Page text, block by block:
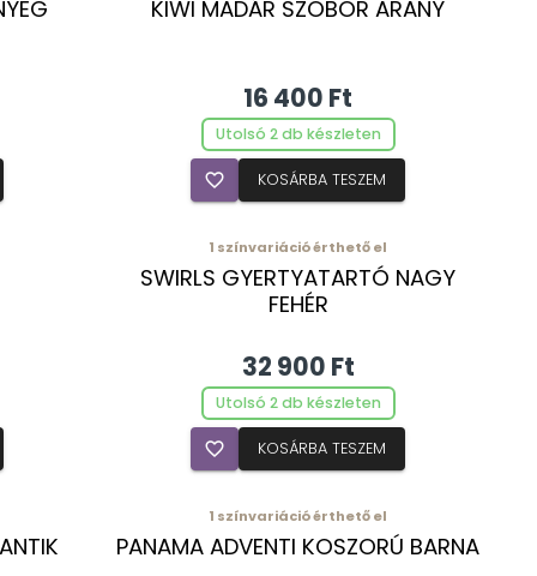
KIWI MADÁR SZOBOR ARANY
16 400 Ft
Utolsó 2 db készleten
favorite_border KOSÁRBA TESZEM
1 színvariáció érthető el
SWIRLS GYERTYATARTÓ NAGY
FEHÉR
32 900 Ft
Utolsó 2 db készleten
favorite_border KOSÁRBA TESZEM
1 színvariáció érthető el
PANAMA ADVENTI KOSZORÚ BARNA